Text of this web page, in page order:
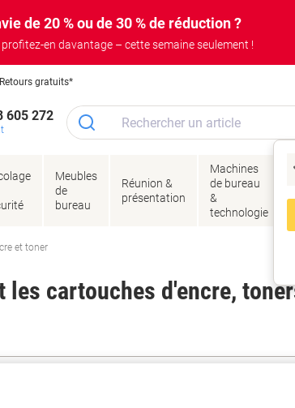
de 20 % ou de 30 % de réduction ?
profitez-en davantage – cette semaine seulement !
Retours gratuits*
605 272
Meubles
de
bureau
Réunion &
présentation
Machines
de bureau
&
technologie
et toner
les cartouches d'encre,